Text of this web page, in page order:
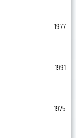
1977
1991
1975